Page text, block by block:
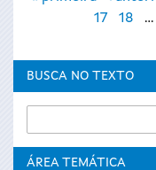
17
18 …
BUSCA NO TEXTO
ÁREA TEMÁTICA